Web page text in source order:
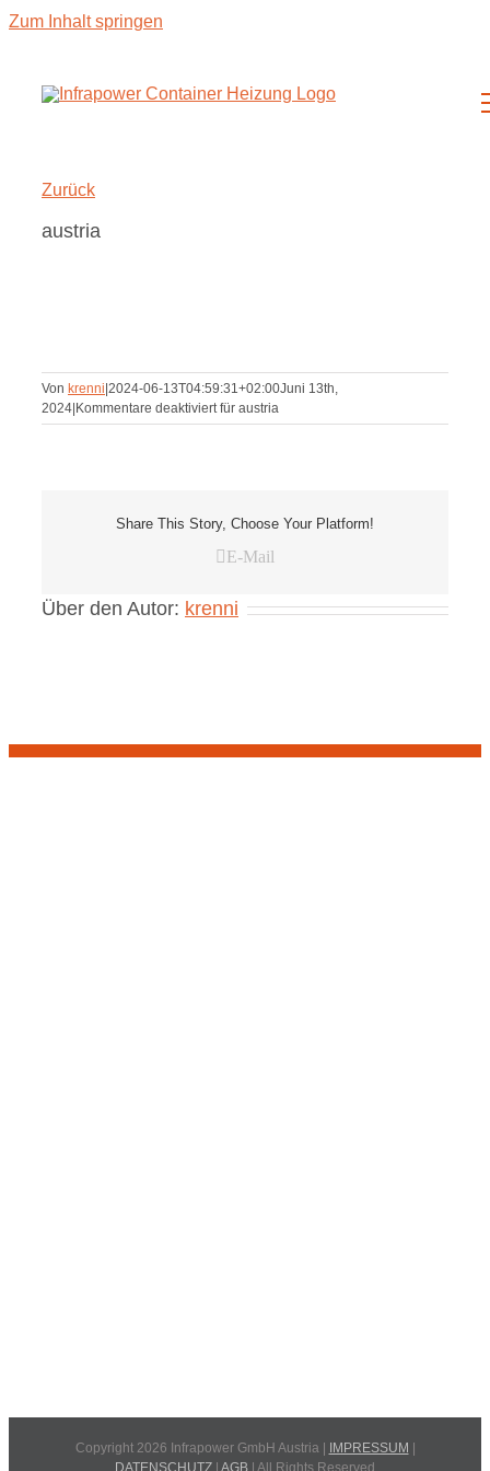
Zum Inhalt springen
Zurück
austria
Von krenni 2024-06-13T04:59:31+02:00Juni 13th,
2024 Kommentare deaktiviertfür austria
Share This Story, Choose Your Platform!
E-Mail
Über den Autor: krenni
Copyright 2026 Infrapower GmbH Austria | IMPRESSUM
DATENSCHUTZ AGB | All Rights Reserved